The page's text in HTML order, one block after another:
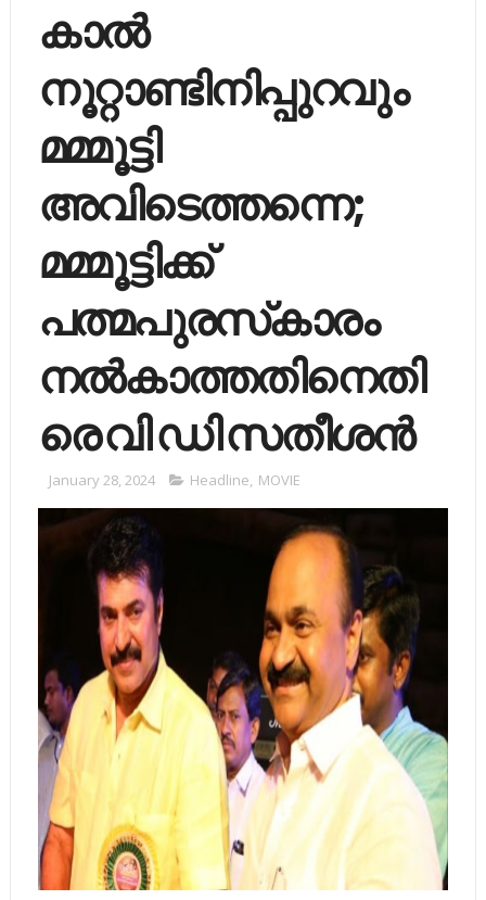
കാല്‍
നൂറ്റാണ്ടിനിപ്പുറവും
മമ്മൂട്ടി
അവിടെത്തന്നെ;
മമ്മൂട്ടിക്ക്
പത്മപുരസ്‌കാരം
നല്‍കാത്തതിനെതി
രെ വി ഡി സതീശന്‍
January 28, 2024 Headline, MOVIE